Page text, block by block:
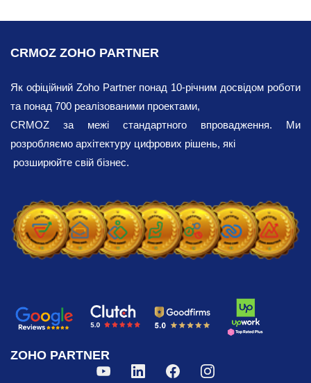
CRMOZ ZOHO PARTNER
Як офіційний Zoho Partner понад 10-річним досвідом роботи
та понад 700 реалізованими проектами,
CRMOZ за межі стандартного впровадження. Ми
розробляємо архітектуру цифрових рішень, які
розширюйте свій бізнес.
ZOHO PARTNER